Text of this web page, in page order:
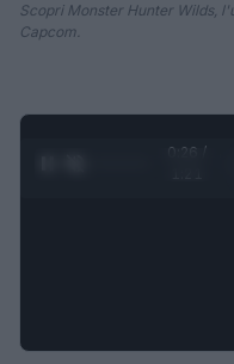
Scopri Monster Hunter Wilds,
Capcom.
0:27 /